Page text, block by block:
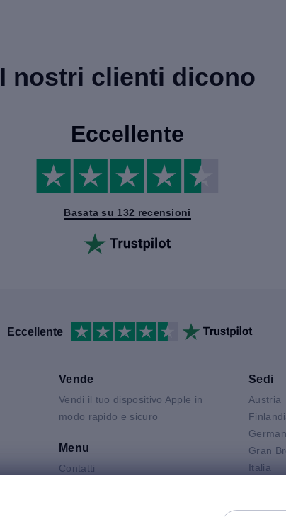
I nostri clienti dicono
Eccellente
Basata su 132 recensioni
Eccellente
Vende
Vendi il tuo dispositivo Apple in
modo rapido e sicuro
Menu
Contatti
Sedi
Austria
Gran
Italia